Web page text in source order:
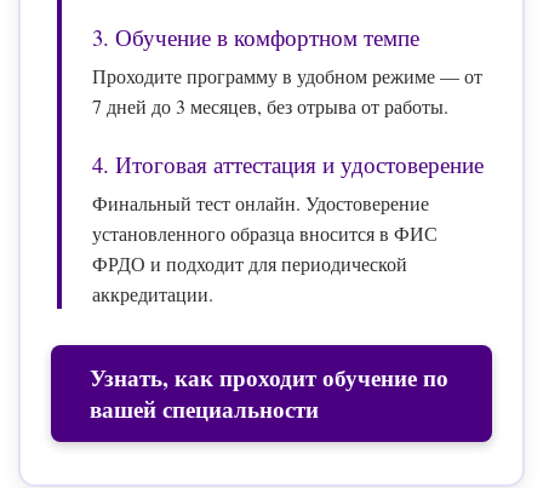
3. Обучение в комфортном темпе
Проходите программу в удобном режиме — от
7 дней до 3 месяцев, без отрыва от работы.
4. Итоговая аттестация и удостоверение
Финальный тест онлайн. Удостоверение
установленного образца вносится в ФИС
ФРДО и подходит для периодической
аккредитации.
Узнать, как проходит обучение по
вашей специальности